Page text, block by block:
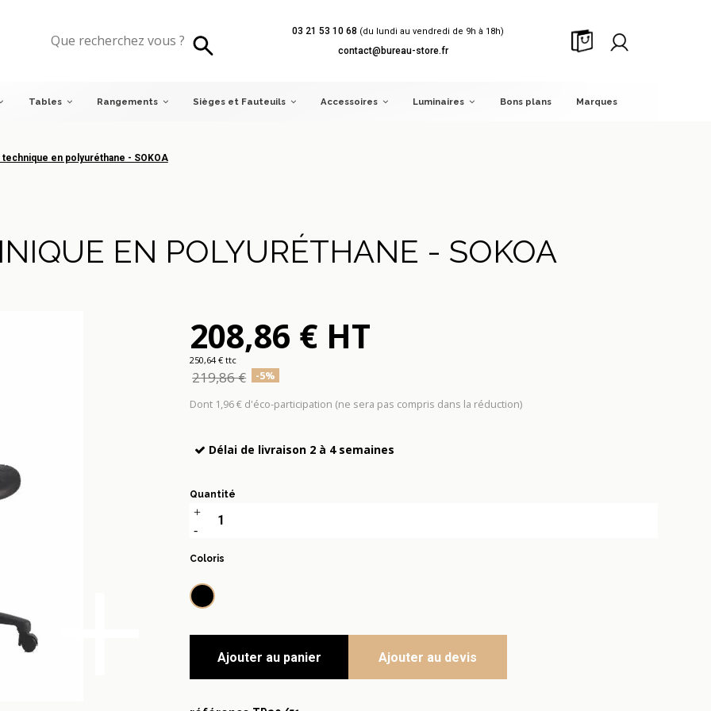
03 21 53 10 68 (du lundi au vendredi de 9h à 18h)
contact@bureau-store.fr
Tables Rangements Sièges et Fauteuils Accessoires Luminaires Bons plans Marques
en polyuréthane - SOKOA
technique en polyuréthane - SOKOA
EN POLYURÉTHANE - SOKOA
208,86 € HT
250,64 € ttc
219,86 € -5%
Dont 1,96 € d'éco-participation (ne sera pas compris dans la réduction)
Délai de livraison 2 à 4 semaines
Coloris
Noir
Quantité
Ajouter au panier Ajouter au devis